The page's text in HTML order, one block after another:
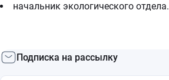
начальник экологического отдела.
Подписка на рассылку